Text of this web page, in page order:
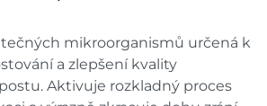
mikroorganismů určená k
a zlepšení kvality
Aktivuje rozkladný proces